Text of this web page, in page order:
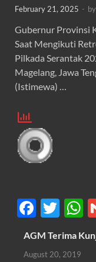
February 21, 2025 - by
Gubernur Provinsi
Saat Mengikuti
Pilkada Serantak
Magelang, Jawa
(Istimewa) …
F
ac
e
T
w
itt
h
AGM Terima
August 20, 2019